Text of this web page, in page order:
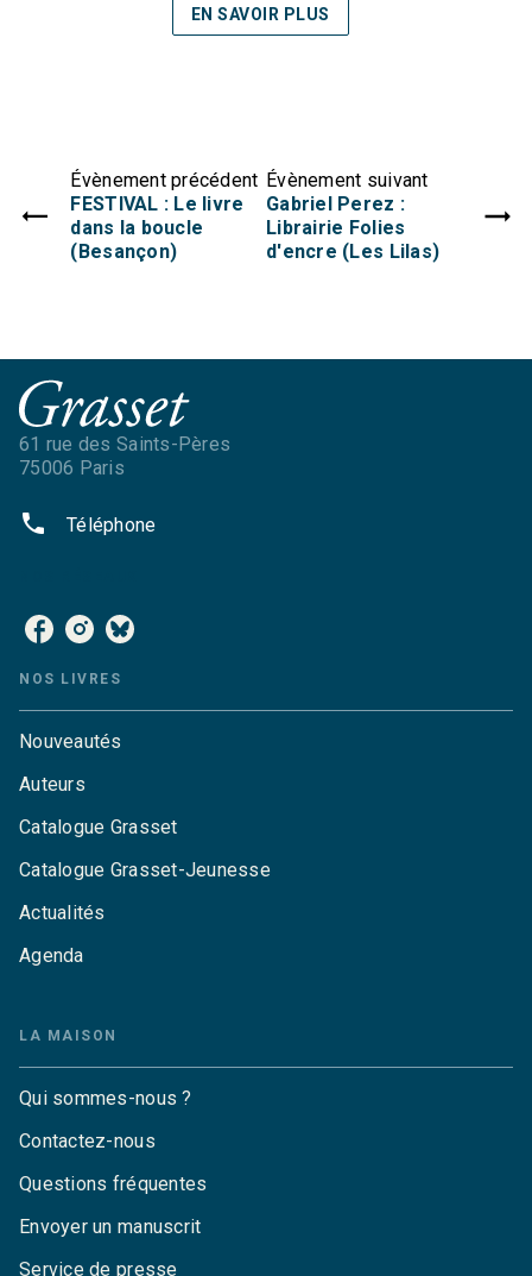
EN SAVOIR PLUS
Évènement précédent
FESTIVAL : Le livre
dans la boucle
(Besançon)
Évènement suivant
Gabriel Perez :
Librairie Folies
d'encre (Les Lilas)
61 rue des Saints-Pères
75006 Paris
phone Téléphone
NOS LIVRES
Nouveautés
Auteurs
Catalogue Grasset
Catalogue Grasset-Jeunesse
Actualités
Agenda
LA MAISON
Qui sommes-nous ?
Contactez-nous
Questions fréquentes
Envoyer un manuscrit
Service de presse